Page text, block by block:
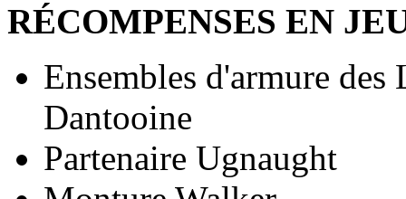
RÉCOMPENSES EN
Ensembles d'armure
Dantooine
Partenaire Ugnaught